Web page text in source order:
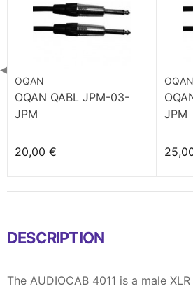
OQAN
OQAN QABL JPM-03-
JPM
20,00 €
OQAN
JPM
◀
DESCRIPTION
The AUDIOCAB 4011 is a male